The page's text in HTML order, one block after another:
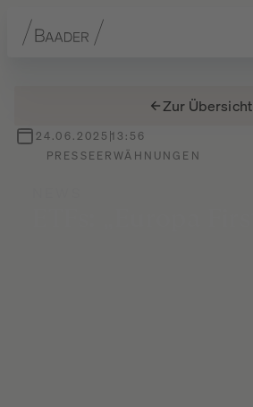
Zur Übersicht
PRESSEERWÄHNUNGEN
24.06.2025 13:56